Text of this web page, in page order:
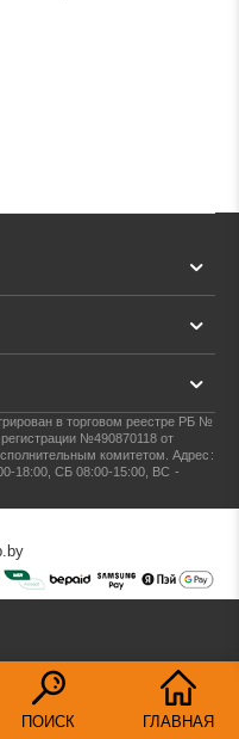
ПОИСК ГЛАВНАЯ
в торговом реестре РБ №
№490870118 от
комитетом.Адрес:
18:00, СБ 08:00-15:00, ВС -